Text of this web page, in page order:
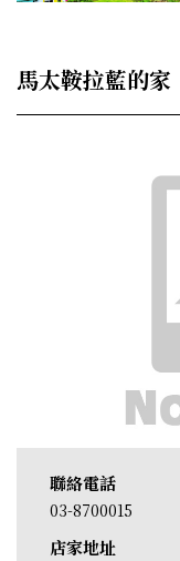
馬太鞍拉藍的家
聯絡電話
03-8700015
店家地址